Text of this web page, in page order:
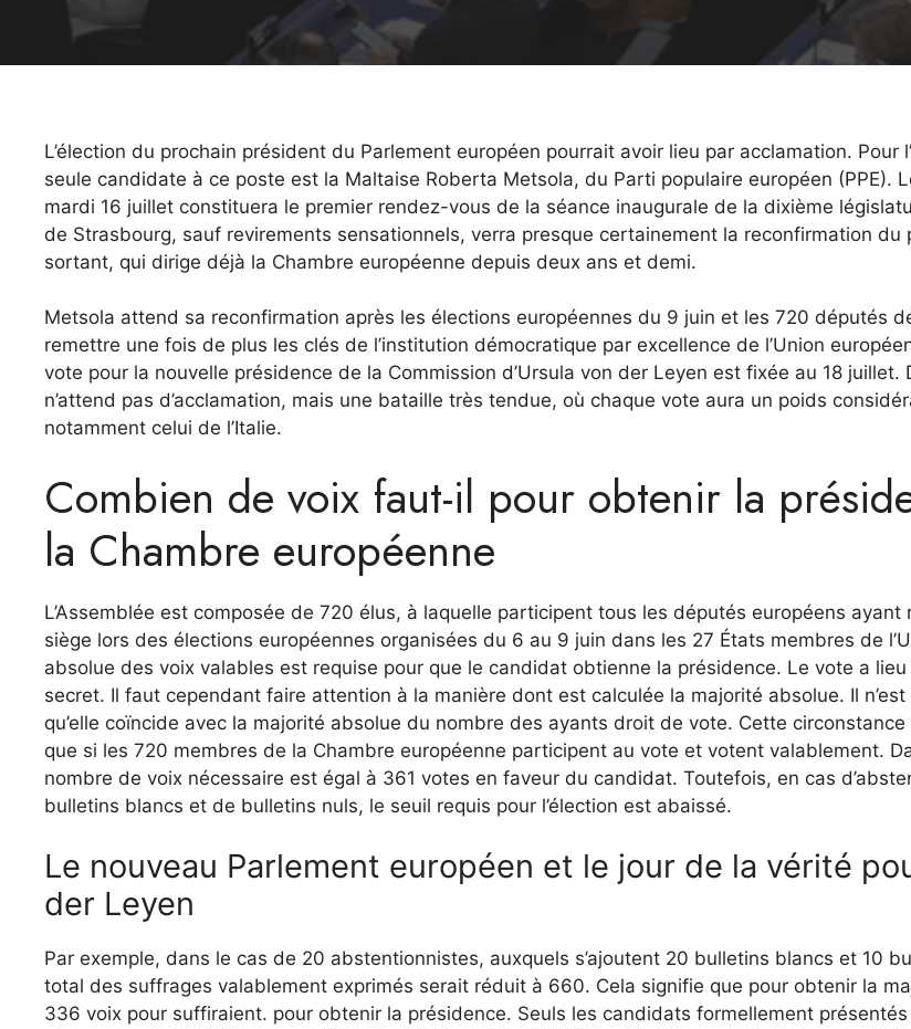
L’élection du prochain président du Parlement européen pourrait avoir lieu par acclamation. Pour
seule candidate à ce poste est la Maltaise Roberta Metsola, du Parti populaire européen (PPE).
mardi 16 juillet constituera le premier rendez-vous de la séance inaugurale de la dixième
de Strasbourg, sauf revirements sensationnels, verra presque certainement la reconfirmation du
sortant, qui dirige déjà la Chambre européenne depuis deux ans et demi.
Metsola attend sa reconfirmation après les élections européennes du 9 juin et les 720 députés
remettre une fois de plus les clés de l’institution démocratique par excellence de l’Union
vote pour la nouvelle présidence de la Commission d’Ursula von der Leyen est fixée au 18 juillet.
n’attend pas d’acclamation, mais une bataille très tendue, où chaque vote aura un poids
notamment celui de l’Italie.
Combien de voix faut-il pour obtenir la
la Chambre européenne
L’Assemblée est composée de 720 élus, à laquelle participent tous les députés européens ayant
siège lors des élections européennes organisées du 6 au 9 juin dans les 27 États membres de
absolue des voix valables est requise pour que le candidat obtienne la présidence. Le vote a
secret. Il faut cependant faire attention à la manière dont est calculée la majorité absolue. Il
qu’elle coïncide avec la majorité absolue du nombre des ayants droit de vote. Cette
que si les 720 membres de la Chambre européenne participent au vote et votent valablement.
nombre de voix nécessaire est égal à 361 votes en faveur du candidat. Toutefois, en cas
bulletins blancs et de bulletins nuls, le seuil requis pour l’élection est abaissé.
Le nouveau Parlement européen et le jour de la vérité
der Leyen
Par exemple, dans le cas de 20 abstentionnistes, auxquels s’ajoutent 20 bulletins blancs et 10
total des suffrages valablement exprimés serait réduit à 660. Cela signifie que pour obtenir la
336 voix pour suffiraient. pour obtenir la présidence. Seuls les candidats formellement présentés